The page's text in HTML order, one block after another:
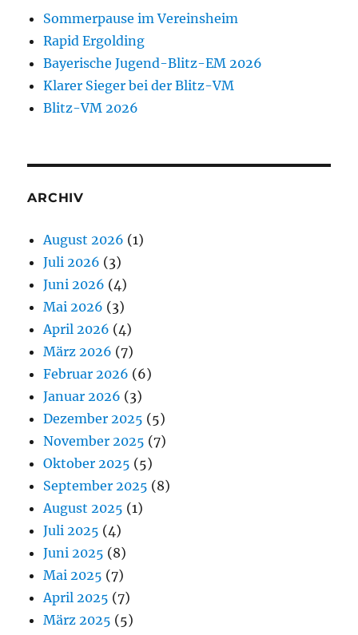
Sommerpause im Vereinsheim
Rapid Ergolding
Bayerische Jugend-Blitz-EM 2026
Klarer Sieger bei der Blitz-VM
Blitz-VM 2026
ARCHIV
August 2026 (1)
Juli 2026 (3)
Juni 2026 (4)
Mai 2026 (3)
April 2026 (4)
März 2026 (7)
Februar 2026 (6)
Januar 2026 (3)
Dezember 2025 (5)
November 2025 (7)
Oktober 2025 (5)
September 2025 (8)
August 2025 (1)
Juli 2025 (4)
Juni 2025 (8)
Mai 2025 (7)
April 2025 (7)
März 2025 (5)